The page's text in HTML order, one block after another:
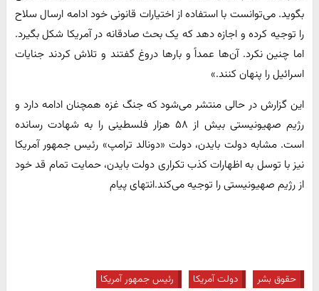
بگوید. می‌توانست با استفاده از اختیارات قانونی خود ادامه ارسال سلاح
را توجیه کرده و اجازه دهد که یک بحث صادقانه در آمریکا شکل بگیرد.
اما چنین نکرد. آن‌ها عمداً و بارها دروغ گفتند و تلاش کردند جنایات
اسرائیل را پنهان کنند.»
این گزارش در حالی منتشر می‌شود که جنگ غزه همچنان ادامه دارد و
رژیم صهیونیستی بیش از ۵۸ هزار فلسطینی را به شهادت رسانده
است. مشابه دولت بایدن، دولت «دونالد ترامپ» رئیس جمهور آمریکا
نیز با توسل به اظهارات کذب تکراری دولت بایدن، حمایت تمام قد خود
از رژیم صهیونیستی را توجیه می‌کند.انتهای پیام
حقوق بشر دولت آمریکا
رئیس جمهور آمریکا